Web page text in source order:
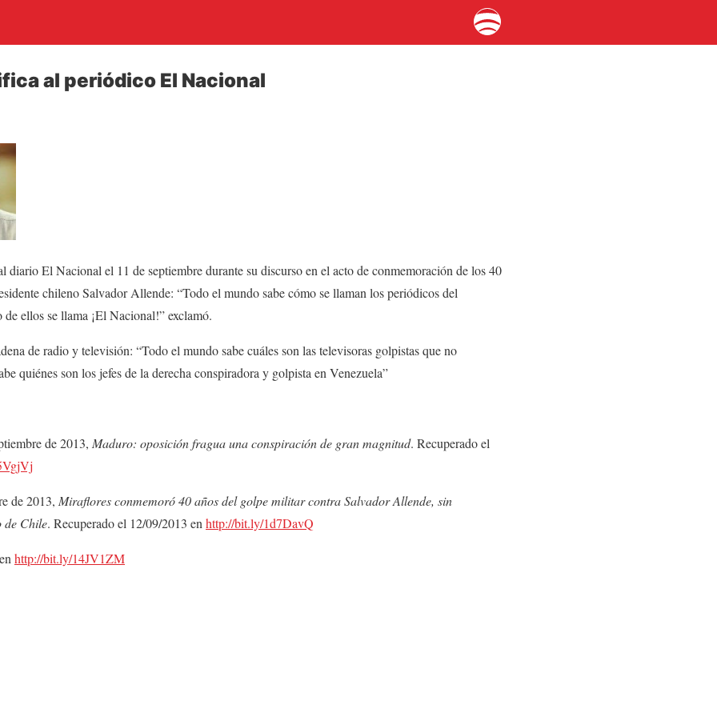
al periódico El Nacional
diario El Nacional el 11 de septiembre durante su discurso en el acto de conmemoración de los 40
chileno Salvador Allende: “Todo el mundo sabe cómo se llaman los periódicos del
ellos se llama ¡El Nacional!” exclamó.
de radio y televisión: “Todo el mundo sabe cuáles son las televisoras golpistas que no
quiénes son los jefes de la derecha conspiradora y golpista en Venezuela”
de 2013, Maduro: oposición fragua una conspiración de gran magnitud. Recuperado el
de 2013, Miraflores conmemoró 40 años del golpe militar contra Salvador Allende, sin
de Chile. Recuperado el 12/09/2013 en http://bit.ly/1d7DavQ
http://bit.ly/14JV1ZM